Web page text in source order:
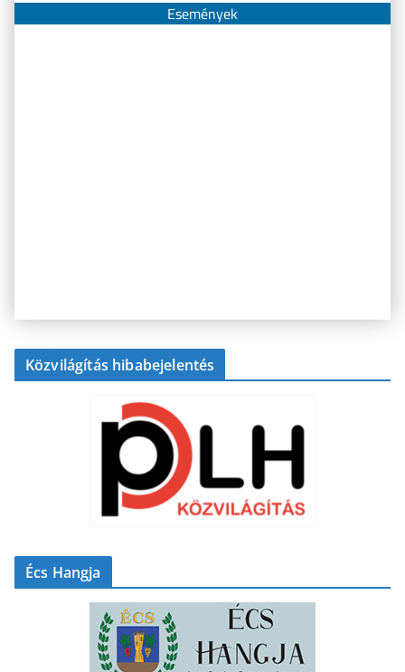
Események
Közvilágítás hibabejelentés
Écs Hangja